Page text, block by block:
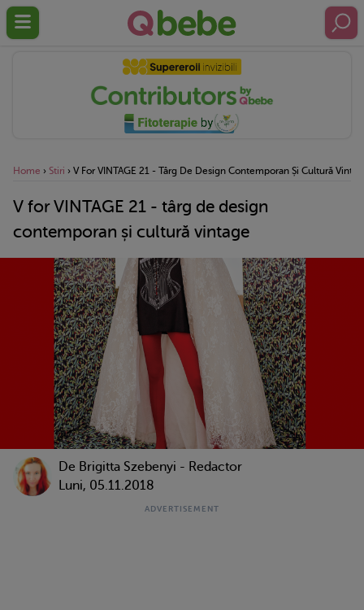
Home › Stiri › V For VINTAGE 21 - Târg De Design Contemporan Și Cultură
V for VINTAGE 21 - târg de design
contemporan și cultură vintage
De Brigitta Szebenyi - Redactor
Luni, 05.11.2018